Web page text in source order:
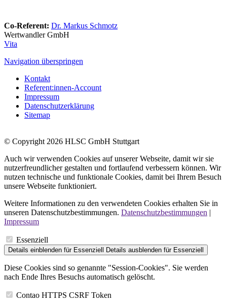
Co-Referent: Dr. Markus Schmotz
Wertwandler GmbH
Vita
Navigation überspringen
Kontakt
Referent:innen-Account
Impressum
Datenschutzerklärung
Sitemap
© Copyright 2026 HLSC GmbH Stuttgart
Auch wir verwenden Cookies auf unserer Webseite, damit wir sie
nutzerfreundlicher gestalten und fortlaufend verbessern können. Wir
nutzen technische und funktionale Cookies, damit bei Ihrem Besuch
unsere Webseite funktioniert.
Weitere Informationen zu den verwendeten Cookies erhalten Sie in
unseren Datenschutzbestimmungen. Datenschutzbestimmungen |
Impressum
Essenziell
Details einblenden für Essenziell Details ausblenden für Essenziell
Diese Cookies sind so genannte "Session-Cookies". Sie werden
nach Ende Ihres Besuchs automatisch gelöscht.
Contao HTTPS CSRF Token